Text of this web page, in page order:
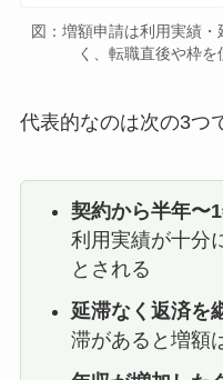
図：増額申請は利用実績
く、転職直後や枠を
代表的なのは次の3つ
契約から半年〜
利用実績が十分
とされる
延滞なく返済を
滞があると増額